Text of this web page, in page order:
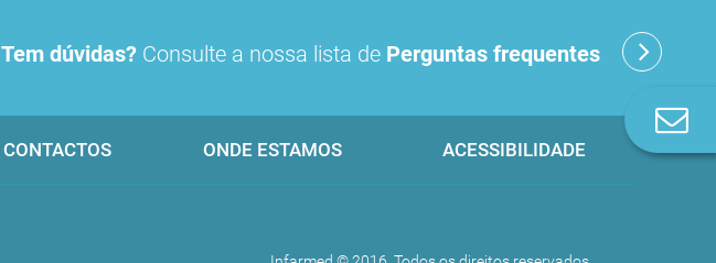
Tem dúvidas? Consulte a nossa lista de Perguntas frequentes
CONTACTOS ONDE ESTAMOS ACESSIBILIDADE